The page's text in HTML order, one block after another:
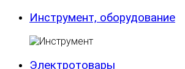
Инструмент, оборудование
Электротовары